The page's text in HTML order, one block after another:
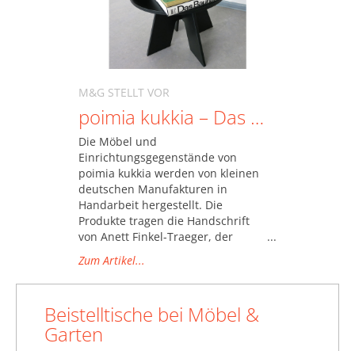
Servierwagen (11.400)
Waschtische (68.346)
M&G STELLT VOR
poimia kukkia – Das Designlabel aus Leipzig
Die Möbel und
Einrichtungsgegenstände von
poimia kukkia werden von kleinen
deutschen Manufakturen in
Handarbeit hergestellt. Die
Produkte tragen die Handschrift
von Anett Finkel-Traeger, der
Gründerin und
Produktentwicklerin des Labels.
Mit ihren Designs möchte sie
und von individuellem Handwerk
erzählen.
Zum Artikel...
Beistelltische bei Möbel &
Garten